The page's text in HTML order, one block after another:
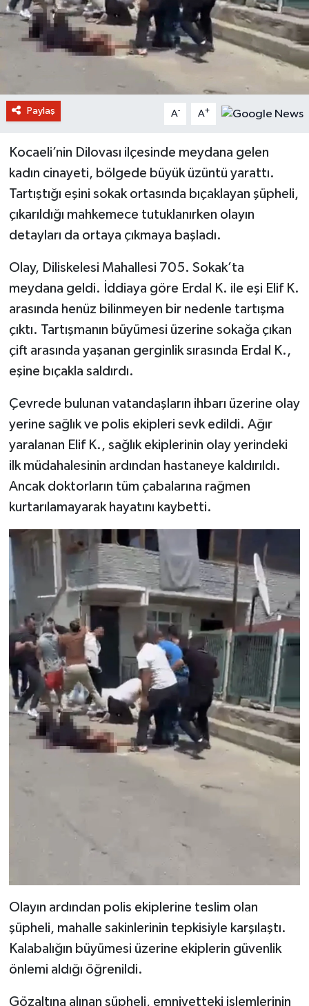
Paylaş A- A+
Kocaeli’nin Dilovası ilçesinde meydana gelen
kadın cinayeti, bölgede büyük üzüntü yarattı.
Tartıştığı eşini sokak ortasında bıçaklayan şüpheli,
çıkarıldığı mahkemece tutuklanırken olayın
detayları da ortaya çıkmaya başladı.
Olay, Diliskelesi Mahallesi 705. Sokak’ta
meydana geldi. İddiaya göre Erdal K. ile eşi Elif K.
arasında henüz bilinmeyen bir nedenle tartışma
çıktı. Tartışmanın büyümesi üzerine sokağa çıkan
çift arasında yaşanan gerginlik sırasında Erdal K.,
eşine bıçakla saldırdı.
Çevrede bulunan vatandaşların ihbarı üzerine olay
yerine sağlık ve polis ekipleri sevk edildi. Ağır
yaralanan Elif K., sağlık ekiplerinin olay yerindeki
ilk müdahalesinin ardından hastaneye kaldırıldı.
Ancak doktorların tüm çabalarına rağmen
kurtarılamayarak hayatını kaybetti.
Olayın ardından polis ekiplerine teslim olan
şüpheli, mahalle sakinlerinin tepkisiyle karşılaştı.
Kalabalığın büyümesi üzerine ekiplerin güvenlik
önlemi aldığı öğrenildi.
Gözaltına alınan şüpheli, emniyetteki işlemlerinin